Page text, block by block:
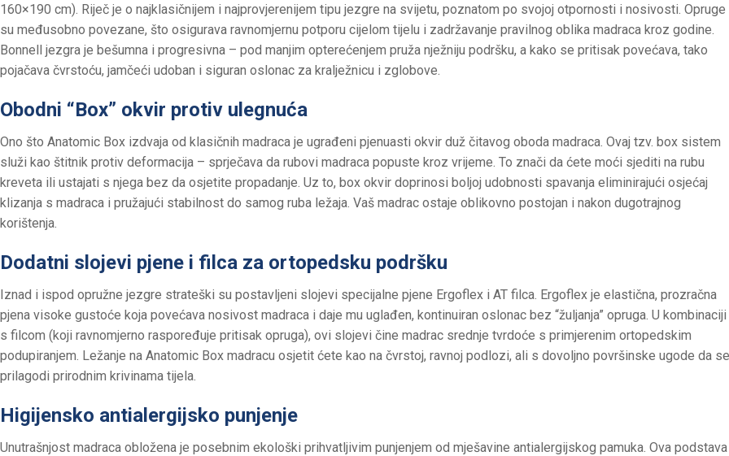
160×190 cm). Riječ je o najklasičnijem i najprovjerenijem tipu jezgre na svijetu, poznatom po svojoj otpornosti i nosivosti. Opruge
su međusobno povezane, što osigurava ravnomjernu potporu cijelom tijelu i zadržavanje pravilnog oblika madraca kroz godine.
Bonnell jezgra je bešumna i progresivna – pod manjim opterećenjem pruža nježniju podršku, a kako se pritisak povećava, tako
pojačava čvrstoću, jamčeći udoban i siguran oslonac za kralježnicu i zglobove.
Obodni “Box” okvir protiv ulegnuća
Ono što Anatomic Box izdvaja od klasičnih madraca je ugrađeni pjenuasti okvir duž čitavog oboda madraca. Ovaj tzv. box sistem
služi kao štitnik protiv deformacija – sprječava da rubovi madraca popuste kroz vrijeme. To znači da ćete moći sjediti na rubu
kreveta ili ustajati s njega bez da osjetite propadanje. Uz to, box okvir doprinosi boljoj udobnosti spavanja eliminirajući osjećaj
klizanja s madraca i pružajući stabilnost do samog ruba ležaja. Vaš madrac ostaje oblikovno postojan i nakon dugotrajnog
korištenja.
Dodatni slojevi pjene i filca za ortopedsku podršku
Iznad i ispod opružne jezgre strateški su postavljeni slojevi specijalne pjene Ergoflex i AT filca. Ergoflex je elastična, prozračna
pjena visoke gustoće koja povećava nosivost madraca i daje mu uglađen, kontinuiran oslonac bez “žuljanja” opruga. U kombinaciji
s filcom (koji ravnomjerno raspoređuje pritisak opruga), ovi slojevi čine madrac srednje tvrdoće s primjerenim ortopedskim
podupiranjem. Ležanje na Anatomic Box madracu osjetit ćete kao na čvrstoj, ravnoj podlozi, ali s dovoljno površinske ugode da se
prilagodi prirodnim krivinama tijela.
Higijensko antialergijsko punjenje
Unutrašnjost madraca obložena je posebnim ekološki prihvatljivim punjenjem od mješavine antialergijskog pamuka. Ova podstava